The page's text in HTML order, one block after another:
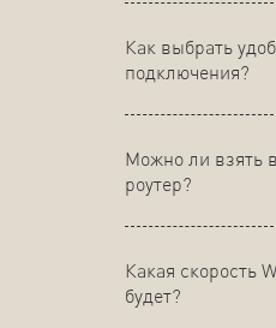
Как выбрать
подключения?
Можно ли взять
роутер?
Какая скорость
будет?